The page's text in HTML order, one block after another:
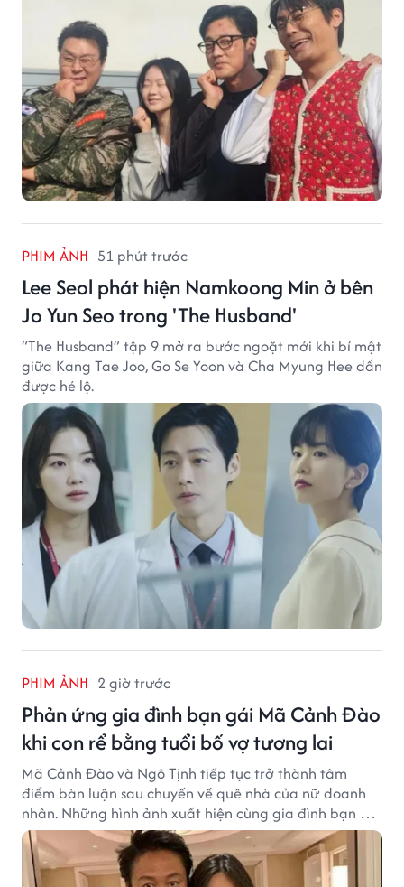
PHIM ẢNH 51 phút trước
Lee Seol phát hiện Namkoong Min ở bên
Jo Yun Seo trong 'The Husband'
“The Husband” tập 9 mở ra bước ngoặt mới khi bí mật
giữa Kang Tae Joo, Go Se Yoon và Cha Myung Hee dần
được hé lộ.
PHIM ẢNH 2 giờ trước
Phản ứng gia đình bạn gái Mã Cảnh Đào
khi con rể bằng tuổi bố vợ tương lai
Mã Cảnh Đào và Ngô Tịnh tiếp tục trở thành tâm
điểm bàn luận sau chuyến về quê nhà của nữ doanh
nhân. Những hình ảnh xuất hiện cùng gia đình bạn gái
Mã Cảnh Đào đang thu hút sự quan tâm trên mạng
xã hội.